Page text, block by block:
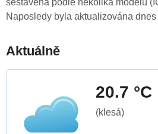
sestavena podle několika modelů
Naposledy byla aktualizována dnes
Aktuálně
20.7 °C
(klesá)